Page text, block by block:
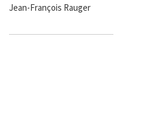
Jean-François Rauger